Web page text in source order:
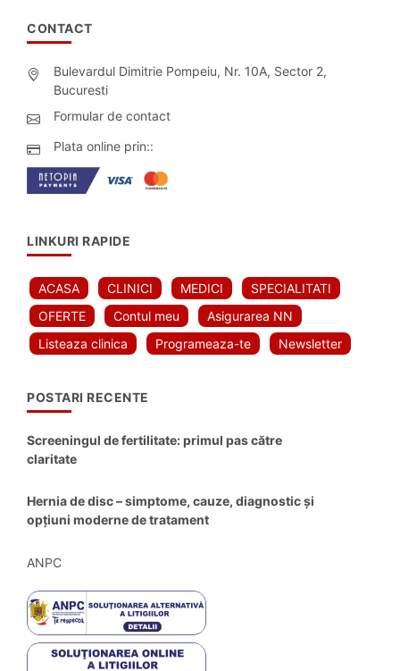
CONTACT
Bulevardul Dimitrie Pompeiu, Nr. 10A, Sector 2,
Bucuresti
Formular de contact
Plata online prin::
LINKURI RAPIDE
ACASA CLINICI MEDICI
SPECIALITATI
OFERTE
Contul meu
Asigurarea NN
Listeaza clinica
Programeaza-te Newsletter
POSTARI RECENTE
Screeningul de fertilitate: primul pas către
claritate
Hernia de disc – simptome, cauze, diagnostic și
opțiuni moderne de tratament
ANPC